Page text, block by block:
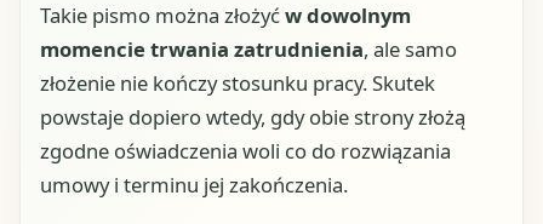
Takie pismo można złożyćw dowolnym
momencie trwania zatrudnienia, ale samo
złożenie nie kończy stosunku pracy. Skutek
powstaje dopiero wtedy, gdy obie strony złożą
zgodne oświadczenia woli co do rozwiązania
umowy i terminu jej zakończenia.